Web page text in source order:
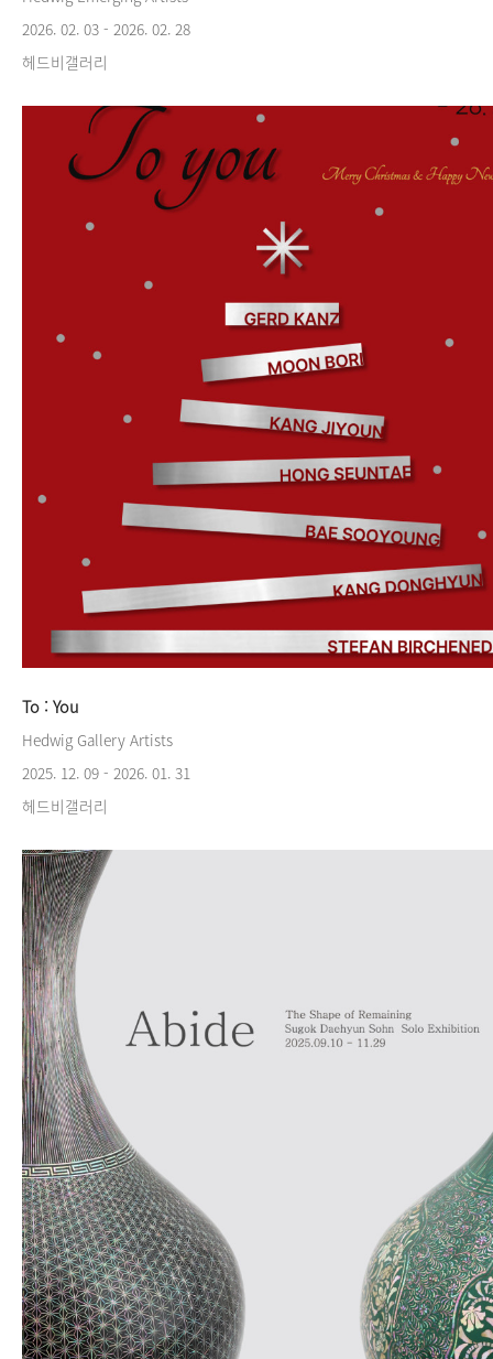
2026. 02. 03 - 2026. 02. 28
헤드비갤러리
To : You
Hedwig Gallery Artists
2025. 12. 09 - 2026. 01. 31
헤드비갤러리